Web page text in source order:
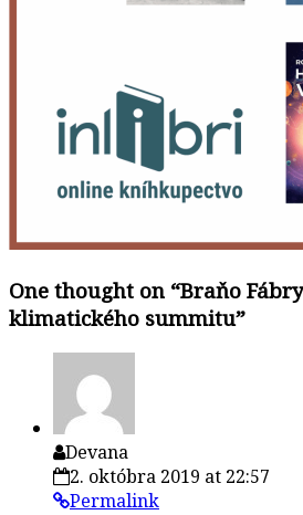
One thought on “Braňo
klimatického summitu”
Devana
2. októbra 2019 at 22:57
Permalink